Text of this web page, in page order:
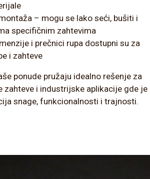
– mogu se lako seći, bušiti i
specifičnim zahtevima
i prečnici rupa dostupni su za
i zahteve
ponude pružaju idealno rešenje za
zahteve i industrijske aplikacije gde je
snage, funkcionalnosti i trajnosti.